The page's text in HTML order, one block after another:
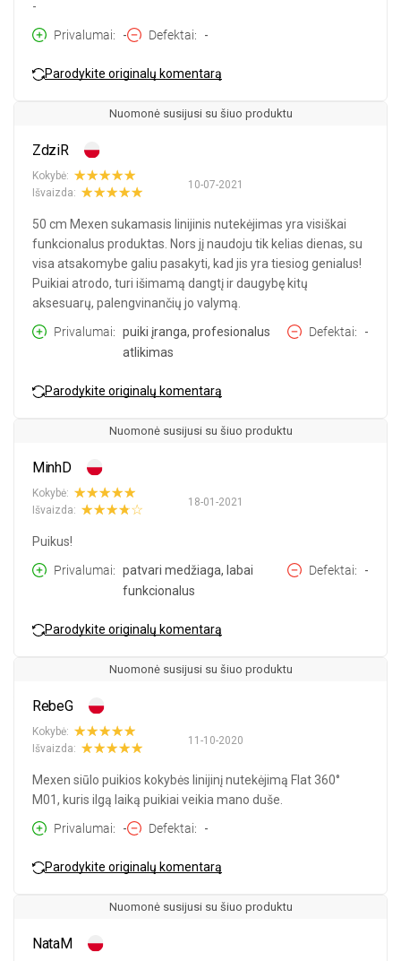
-
Privalumai
- Defektai -
Parodykite originalų komentarą
Nuomonė susijusi su šiuo produktu
ZdziR
10-07-2021
Kokybė:
Išvaizda:
50 cm Mexen sukamasis linijinis nutekėjimas yra visiškai
funkcionalus produktas. Nors jį naudoju tik kelias dienas, su
visa atsakomybe galiu pasakyti, kad jis yra tiesiog genialus!
Puikiai atrodo, turi išimamą dangtį ir daugybę kitų
aksesuarų, palengvinančių jo valymą.
Privalumai
puiki įranga, profesionalus
atlikimas
Defektai -
Parodykite originalų komentarą
Nuomonė susijusi su šiuo produktu
MinhD
18-01-2021
Kokybė:
Išvaizda:
Puikus!
Privalumai
patvari medžiaga, labai
funkcionalus
Defektai -
Parodykite originalų komentarą
Nuomonė susijusi su šiuo produktu
RebeG
11-10-2020
Kokybė:
Išvaizda:
Mexen siūlo puikios kokybės linijinį nutekėjimą Flat 360°
M01, kuris ilgą laiką puikiai veikia mano duše.
Privalumai
- Defektai -
Parodykite originalų komentarą
Nuomonė susijusi su šiuo produktu
NataM